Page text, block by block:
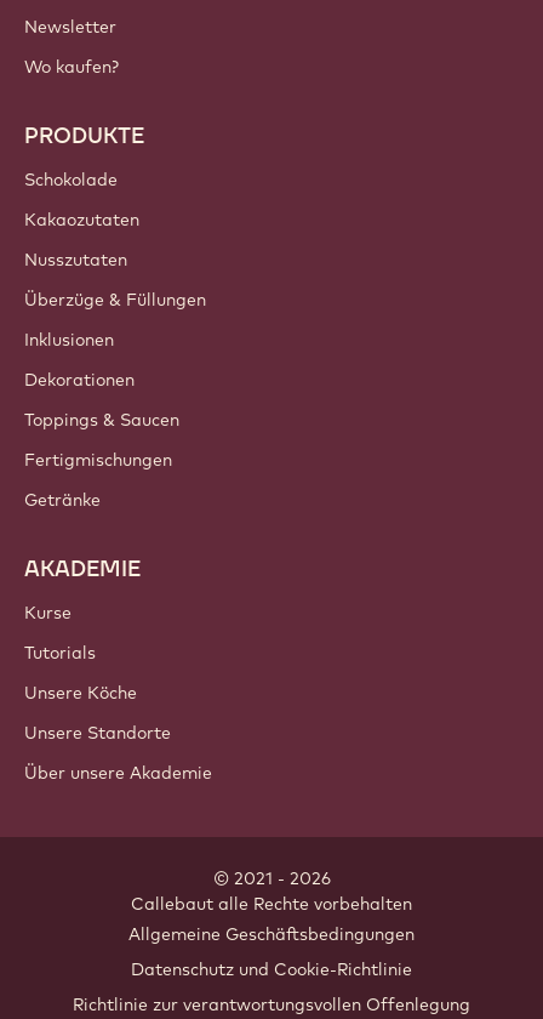
Newsletter
Wo kaufen?
PRODUKTE
Schokolade
Kakaozutaten
Nusszutaten
Überzüge & Füllungen
Inklusionen
Dekorationen
Toppings & Saucen
Fertigmischungen
Getränke
AKADEMIE
Kurse
Tutorials
Unsere Köche
Unsere Standorte
Über unsere Akademie
© 2021 - 2026
Callebaut alle Rechte vorbehalten
Allgemeine Geschäftsbedingungen
Datenschutz und Cookie-Richtlinie
Richtlinie zur verantwortungsvollen Offenlegung